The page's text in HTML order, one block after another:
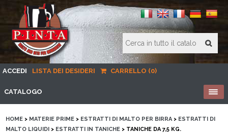
ACCEDI LISTA DEI DESIDERI CARRELLO (0)
CATALOGO
HOME > MATERIE PRIME > ESTRATTI DI MALTO PER BIRRA> ESTRATTI DI
MALTO LIQUIDI > ESTRATTI IN TANICHE > TANICHE DA 7,5 KG.